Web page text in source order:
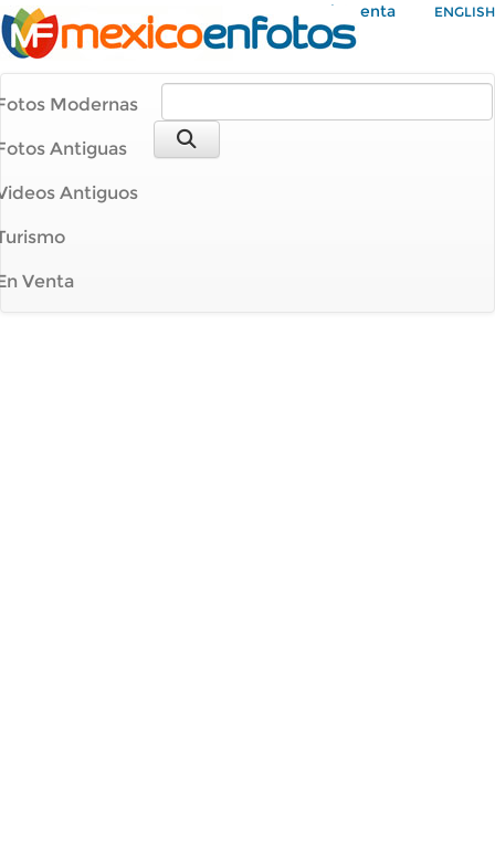
Mi Cuenta ENGLISH
Modernas
Antiguas
Antiguos
Venta